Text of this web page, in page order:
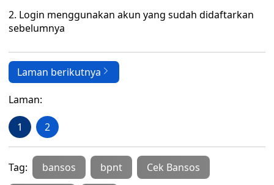
2. Login menggunakan akun yang sudah didaftarkan
sebelumnya
Laman berikutnya
Laman:
1 2
Tag: bansos bpnt Cek Bansos